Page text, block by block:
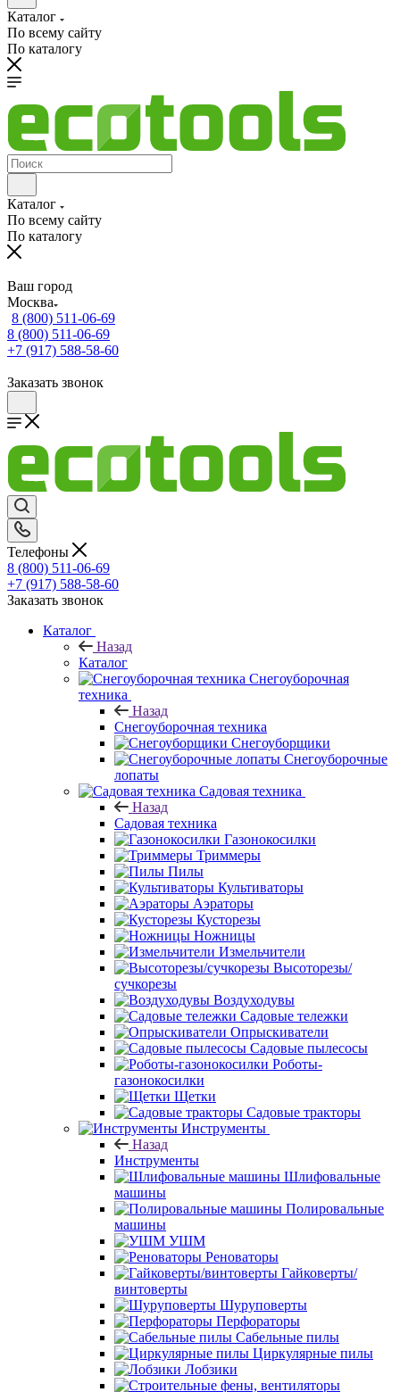
Каталог
По всему сайту
По каталогу
Каталог
По всему сайту
По каталогу
Ваш город
Москва
8 (800) 511-06-69
8 (800) 511-06-69
+7 (917) 588-58-60
Заказать звонок
Телефоны
8 (800) 511-06-69
+7 (917) 588-58-60
Заказать звонок
Каталог
Назад
Каталог
Снегоуборочная
техника
Назад
Снегоуборочная техника
Снегоуборщики
Снегоуборочные
лопаты
Садовая техника
Назад
Садовая техника
Газонокосилки
Триммеры
Пилы
Культиваторы
Аэраторы
Кусторезы
Ножницы
Измельчители
Высоторезы/
сучкорезы
Воздуходувы
Садовые тележки
Опрыскиватели
Садовые пылесосы
Роботы-
газонокосилки
Щетки
Садовые тракторы
Инструменты
Назад
Инструменты
Шлифовальные
машины
Полировальные
машины
УШМ
Реноваторы
Гайковерты/
винтоверты
Шуруповерты
Перфораторы
Сабельные пилы
Циркулярные пилы
Лобзики